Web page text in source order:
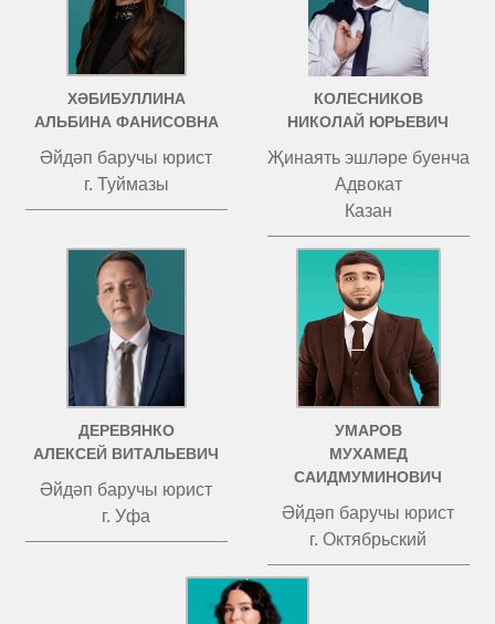
ХӘБИБУЛЛИНА
АЛЬБИНА ФАНИСОВНА
Әйдәп баручы юрист
г. Туймазы
КОЛЕСНИКОВ
НИКОЛАЙ ЮРЬЕВИЧ
Җинаять эшләре буенча
Адвокат
Казан
ДЕРЕВЯНКО
АЛЕКСЕЙ ВИТАЛЬЕВИЧ
Әйдәп баручы юрист
г. Уфа
УМАРОВ
МУХАМЕД
САИДМУМИНОВИЧ
Әйдәп баручы юрист
г. Октябрьский